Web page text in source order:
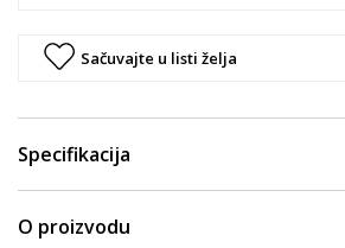
Sačuvajte u listi želja
Specifikacija
O proizvodu